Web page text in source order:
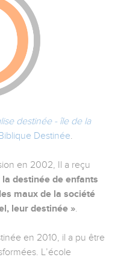
destinée - île de la
Destinée.
en 2002, Il a reçu
destinée de enfants
maux de la société
leur destinée ».
en 2010, il a pu être
L’école